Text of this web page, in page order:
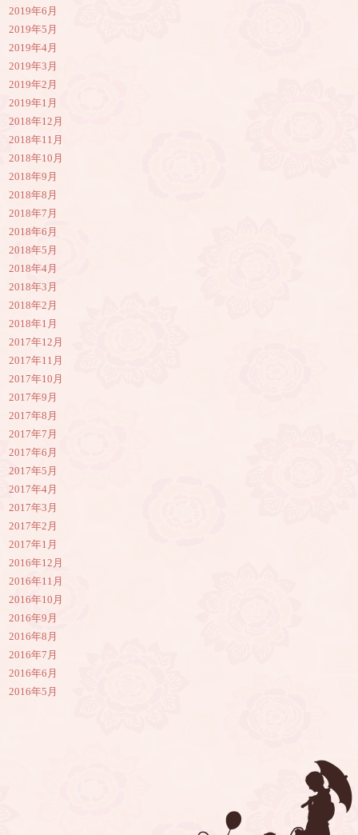
2019年6月
2019年5月
2019年4月
2019年3月
2019年2月
2019年1月
2018年12月
2018年11月
2018年10月
2018年9月
2018年8月
2018年7月
2018年6月
2018年5月
2018年4月
2018年3月
2018年2月
2018年1月
2017年12月
2017年11月
2017年10月
2017年9月
2017年8月
2017年7月
2017年6月
2017年5月
2017年4月
2017年3月
2017年2月
2017年1月
2016年12月
2016年11月
2016年10月
2016年9月
2016年8月
2016年7月
2016年6月
2016年5月